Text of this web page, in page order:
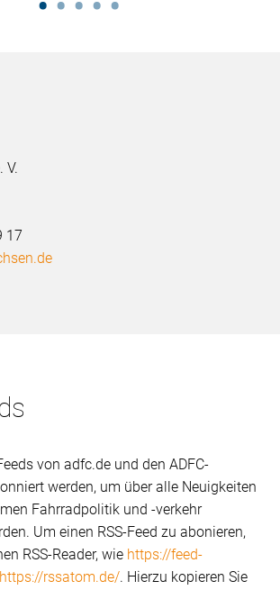
V.
17
von adfc.de und den ADFC-
werden, um über alle Neuigkeiten
Fahrradpolitik und -verkehr
Um einen RSS-Feed zu abonieren,
RSS-Reader, wie https://feed-
https://rssatom.de/. Hierzu kopieren Sie